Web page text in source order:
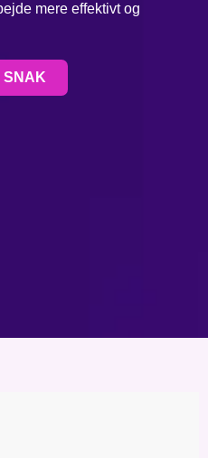
mere effektivt og
SNAK